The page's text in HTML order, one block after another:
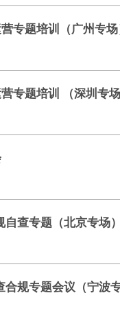
专题培训（广州专场
专题培训 （深圳专场
查专题（北京专场）
规专题会议（宁波专